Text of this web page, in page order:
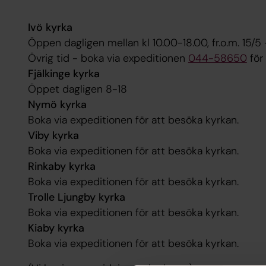
Ivö kyrka
Öppen dagligen mellan kl 10.00-18.00, fr.o.m. 15/5
Övrig tid - boka via expeditionen 044-58650 för
Fjälkinge kyrka
Öppet dagligen 8-18
Nymö kyrka
Boka via expeditionen för att besöka kyrkan.
Viby kyrka
Boka via expeditionen för att besöka kyrkan.
Rinkaby kyrka
Boka via expeditionen för att besöka kyrkan.
Trolle Ljungby kyrka
Boka via expeditionen för att besöka kyrkan.
Kiaby kyrka
Boka via expeditionen för att besöka kyrkan.